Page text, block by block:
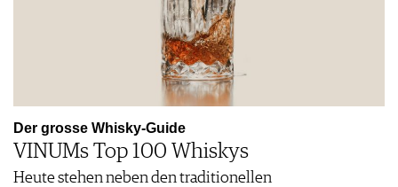
Der grosse Whisky-Guide
VINUMs Top 100 Whiskys
Heute stehen neben den traditionellen